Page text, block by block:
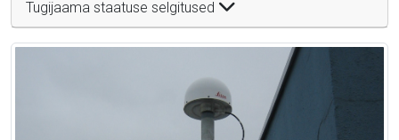
Tugijaama staatuse selgitused